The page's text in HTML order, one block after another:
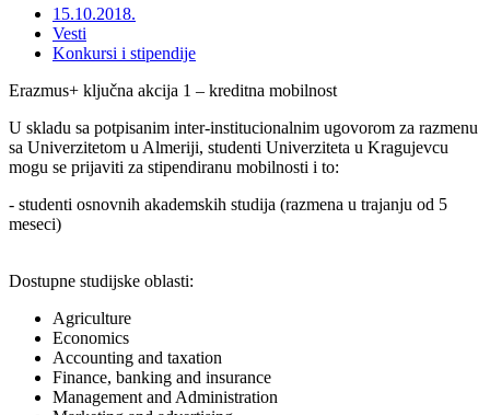
15.10.2018.
Vesti
Konkursi i stipendije
Erazmus+ ključna akcija 1 – kreditna mobilnost
U skladu sa potpisanim inter-institucionalnim ugovorom za razmenu
sa Univerzitetom u Almeriji, studenti Univerziteta u Kragujevcu
mogu se prijaviti za stipendiranu mobilnosti i to:
- studenti osnovnih akademskih studija (razmena u trajanju od 5
meseci)
Dostupne studijske oblasti:
Agriculture
Economics
Accounting and taxation
Finance, banking and insurance
Management and Administration